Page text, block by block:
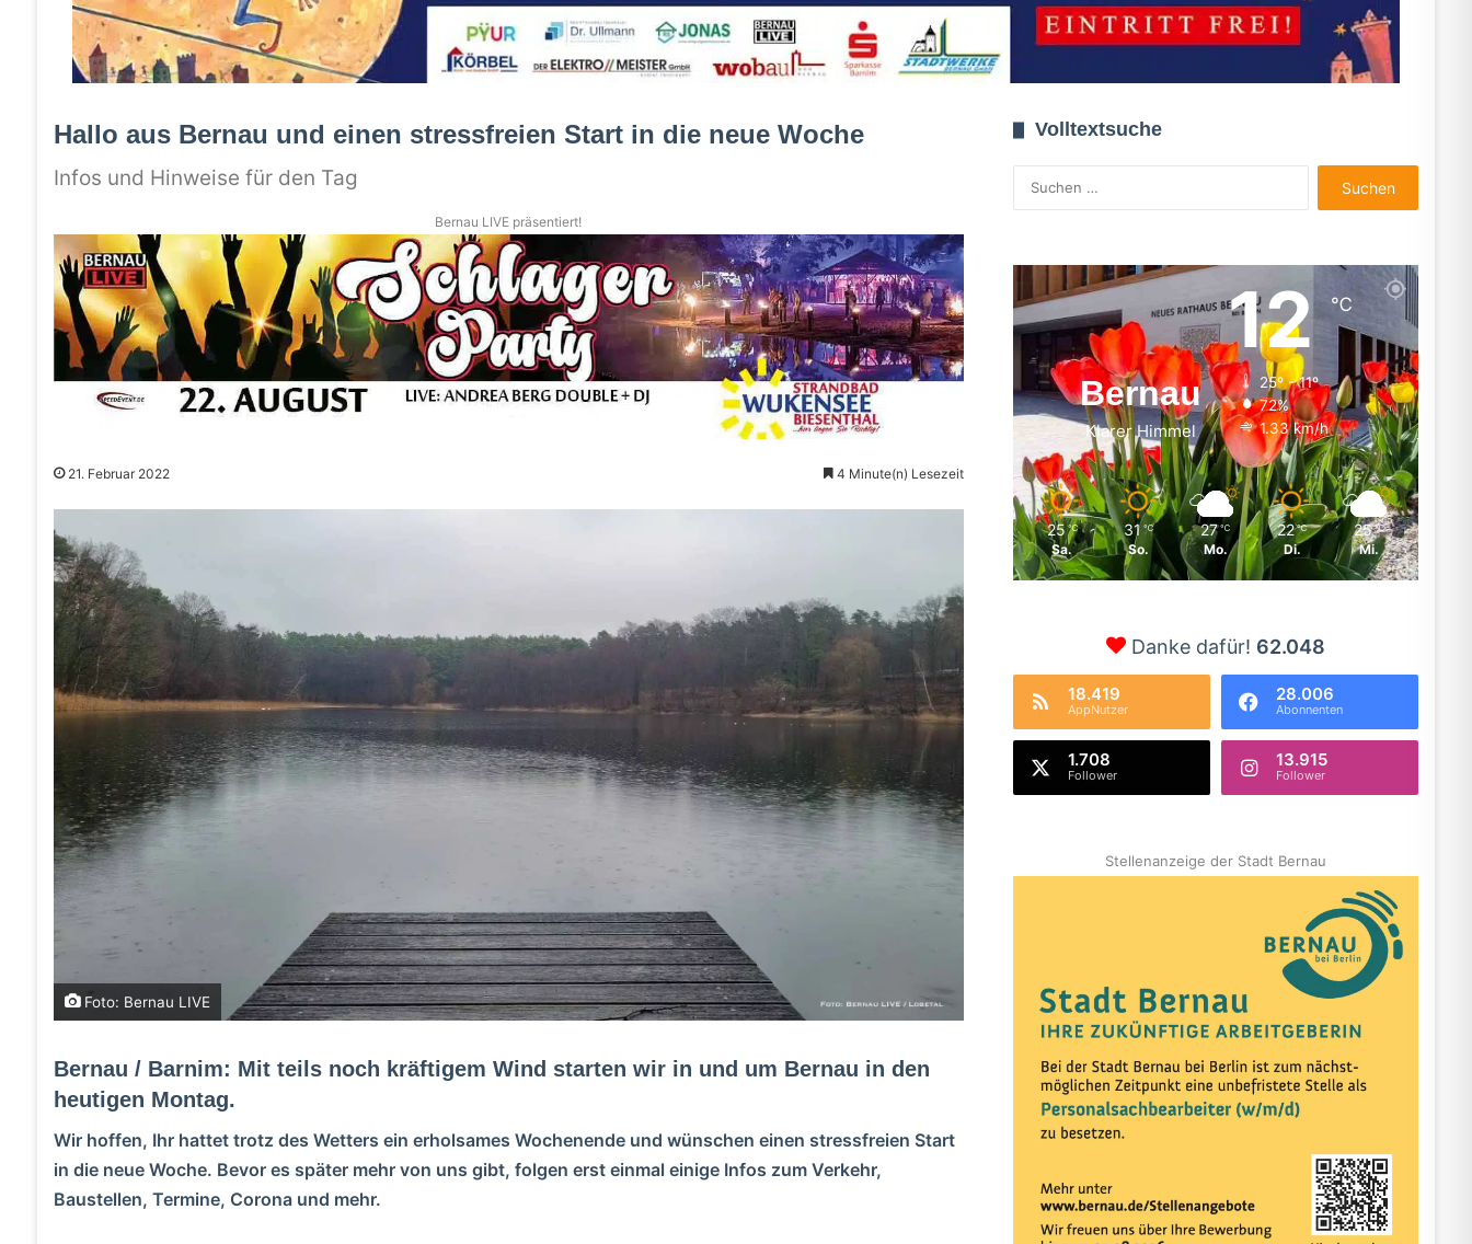
Hallo aus Bernau und einen stressfreien Start in die neue Woche
Infos und Hinweise für den Tag
Bernau LIVE präsentiert!
21. Februar 2022 4 Minute(n) Lesezeit
Foto: Bernau LIVE
Bernau / Barnim: Mit teils noch kräftigem Wind starten wir in und um Bernau in den
heutigen Montag.
Wir hoffen, Ihr hattet trotz des Wetters ein erholsames Wochenende und wünschen einen stressfreien Start
in die neue Woche. Bevor es später mehr von uns gibt, folgen erst einmal einige Infos zum Verkehr,
Baustellen, Termine, Corona und mehr.
Volltextsuche
nach:
Bernau
Klarer Himmel
12℃
25º - 11º
72%
1.33 km/h
25 ℃
Sa.
31 ℃
So.
27 ℃
Mo.
22 ℃
Di.
25 ℃
Mi.
Danke dafür! 62.048
18.419
AppNutzer
28.006
Abonnenten
1.708
Follower
13.915
Follower
Stellenanzeige der Stadt Bernau